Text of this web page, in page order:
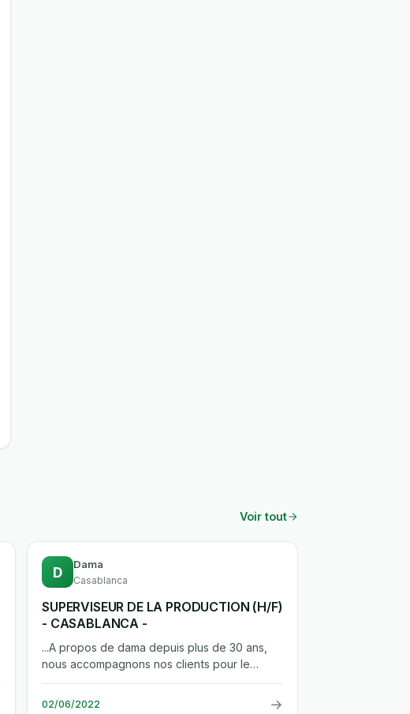
Voir tout
D Dama
Casablanca
SUPERVISEUR DE LA PRODUCTION (H/F)
- CASABLANCA -
...A propos de dama depuis plus de 30 ans,
nous accompagnons nos clients pour le
recrutement et la gestion de leurs...
02/06/2022 →